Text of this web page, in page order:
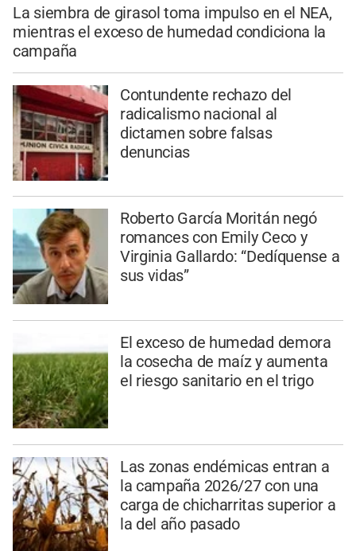
La siembra de girasol toma impulso en el NEA,
mientras el exceso de humedad condiciona la
campaña
Contundente rechazo del
radicalismo nacional al
dictamen sobre falsas
denuncias
Roberto García Moritán negó
romances con Emily Ceco y
Virginia Gallardo: “Dedíquense a
sus vidas”
El exceso de humedad demora
la cosecha de maíz y aumenta
el riesgo sanitario en el trigo
Las zonas endémicas entran a
la campaña 2026/27 con una
carga de chicharritas superior a
la del año pasado